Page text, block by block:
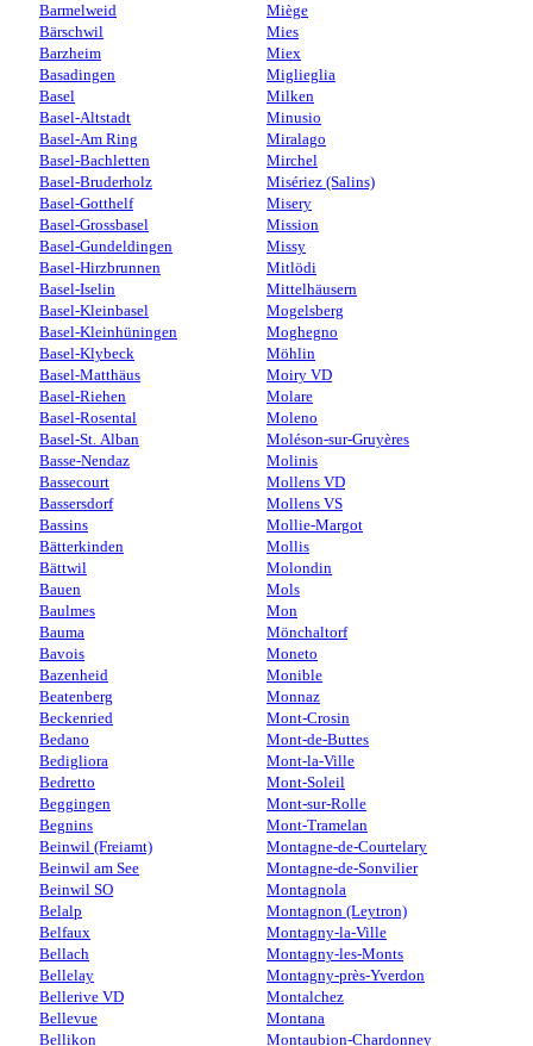
Barmelweid
Bärschwil
Barzheim
Basadingen
Basel
Basel-Altstadt
Basel-Am Ring
Basel-Bachletten
Basel-Bruderholz
Basel-Gotthelf
Basel-Grossbasel
Basel-Gundeldingen
Basel-Hirzbrunnen
Basel-Iselin
Basel-Kleinbasel
Basel-Kleinhüningen
Basel-Klybeck
Basel-Matthäus
Basel-Riehen
Basel-Rosental
Basel-St. Alban
Basse-Nendaz
Bassecourt
Bassersdorf
Bassins
Bätterkinden
Bättwil
Bauen
Baulmes
Bauma
Bavois
Bazenheid
Beatenberg
Beckenried
Bedano
Bedigliora
Bedretto
Beggingen
Begnins
Beinwil (Freiamt)
Beinwil am See
Beinwil SO
Belalp
Belfaux
Bellach
Bellelay
Bellerive VD
Bellevue
Bellikon
Miège
Mies
Miex
Miglieglia
Milken
Minusio
Miralago
Mirchel
Misériez (Salins)
Misery
Mission
Missy
Mitlödi
Mittelhäusern
Mogelsberg
Moghegno
Möhlin
Moiry VD
Molare
Moleno
Moléson-sur-Gruyères
Molinis
Mollens VD
Mollens VS
Mollie-Margot
Mollis
Molondin
Mols
Mon
Mönchaltorf
Moneto
Monible
Monnaz
Mont-Crosin
Mont-de-Buttes
Mont-la-Ville
Mont-Soleil
Mont-sur-Rolle
Mont-Tramelan
Montagne-de-Courtelary
Montagne-de-Sonvilier
Montagnola
Montagnon (Leytron)
Montagny-la-Ville
Montagny-les-Monts
Montagny-près-Yverdon
Montalchez
Montana
Montaubion-Chardonney